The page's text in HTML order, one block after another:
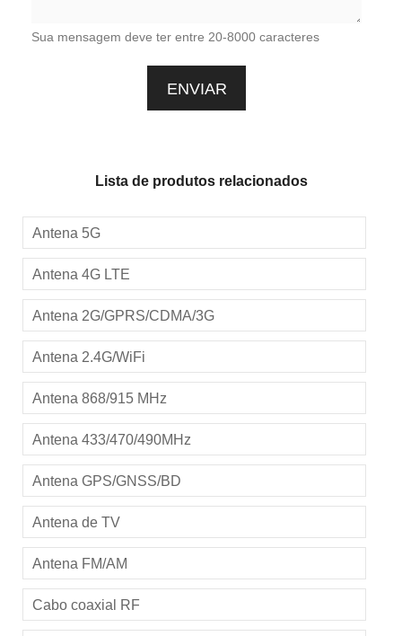
Sua mensagem deve ter entre 20-8000 caracteres
Lista de produtos relacionados
Antena 5G
Antena 4G LTE
Antena 2G/GPRS/CDMA/3G
Antena 2.4G/WiFi
Antena 868/915 MHz
Antena 433/470/490MHz
Antena GPS/GNSS/BD
Antena de TV
Antena FM/AM
Cabo coaxial RF